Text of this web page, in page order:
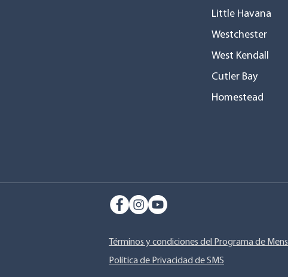
Little Havana
Westchester
West Kendall
Cutler Bay
Homestead
Términos y condiciones del Programa de
Política de Privacidad de SMS